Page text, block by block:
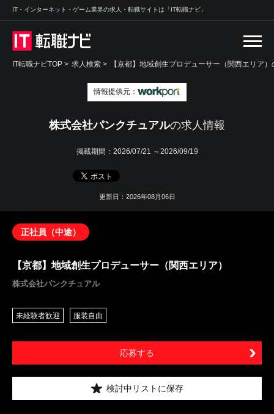
IT・インターネット・ゲーム業界の求人・転職サイトは「IT転職ナビ」
IT転職ナビTOP > 求人検索 > 【京都】地域創生プロデューサー（関西エリア
情報提供元：
株式会社パンクチュアルの求人情報
掲載期間： 2026/07/21 ～2026/09/19
更新日：2026年08月06日
正社員（中途）
【京都】地域創生プロデューサー（関西エリア）
株式会社パンクチュアル
未経験者歓迎 服装自由
応募する
検討中リストに保存